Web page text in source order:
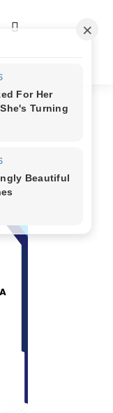
Mampu Kelola
x